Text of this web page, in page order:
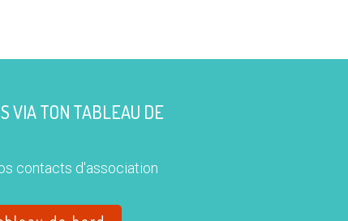
VIA TON TABLEAU DE
contacts d'association